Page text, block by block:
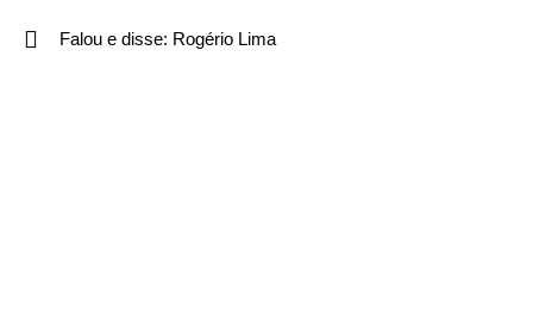
Falou e disse: Rogério Lima